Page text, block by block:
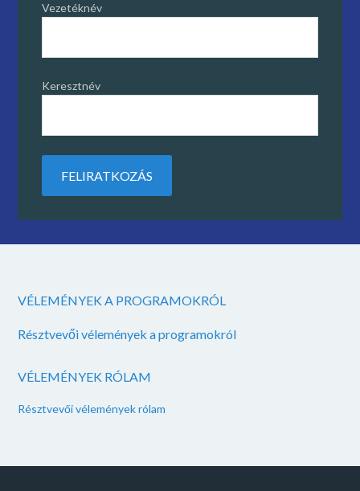
Vezetéknév
Keresztnév
VÉLEMÉNYEK A PROGRAMOKRÓL
Résztvevői vélemények a programokról
VÉLEMÉNYEK RÓLAM
Résztvevői vélemények rólam